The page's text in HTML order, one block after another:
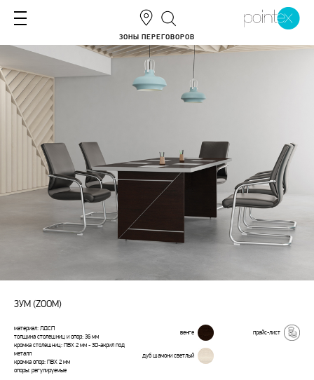
ЗОНЫ ПЕРЕГОВОРОВ
ЗУМ (ZOOM)
материал: ЛДСП
толщина столешниц и опор: 36 мм
кромка столешниц: ПВХ 2 мм - 3D-акрил под
металл
кромка опор: ПВХ 2 мм
опоры: регулируемые
венге
дуб шамони светлый
прайс-лист